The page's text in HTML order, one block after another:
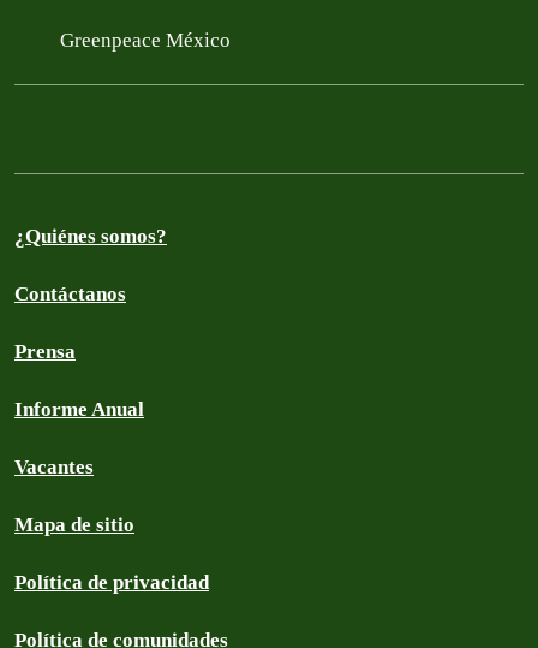
Greenpeace México
¿Quiénes somos?
Contáctanos
Prensa
Informe Anual
Vacantes
Mapa de sitio
Política de privacidad
Política de comunidades